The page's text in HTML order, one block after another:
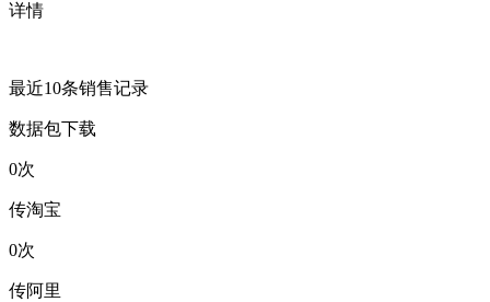
详情
最近10条销售记录
数据包下载
0次
传淘宝
0次
传阿里